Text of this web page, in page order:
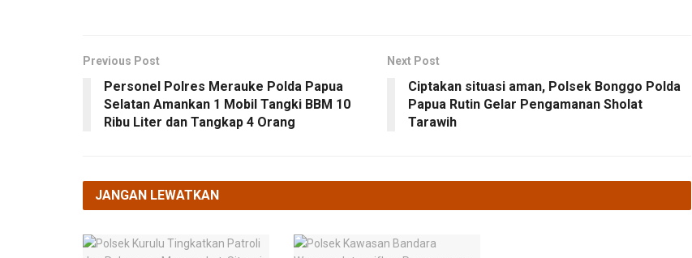
Previous Post
Personel Polres Merauke Polda Papua
Selatan Amankan 1 Mobil Tangki BBM 10
Ribu Liter dan Tangkap 4 Orang
Next Post
Ciptakan situasi aman, Polsek Bonggo Polda
Papua Rutin Gelar Pengamanan Sholat
Tarawih
JANGAN LEWATKAN